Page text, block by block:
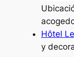
Hôtel
y